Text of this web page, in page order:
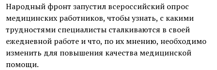
Народный фронт запустил всероссийский опрос
медицинских работников, чтобы узнать, с какими
трудностями специалисты сталкиваются в своей
ежедневной работе и что, по их мнению, необходимо
изменить для повышения качества медицинской
помощи.